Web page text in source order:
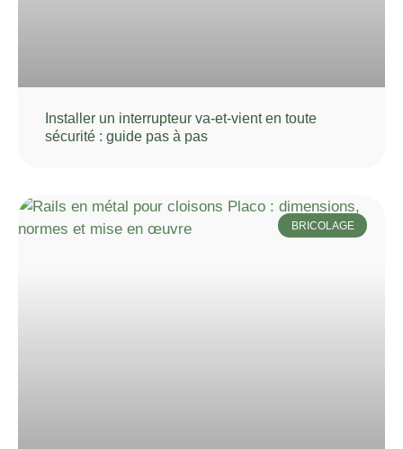
Installer un interrupteur va-et-vient en toute
sécurité : guide pas à pas
BRICOLAGE